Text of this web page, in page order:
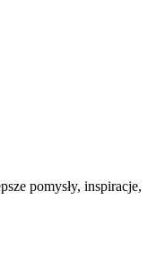
pomysły, inspiracje,